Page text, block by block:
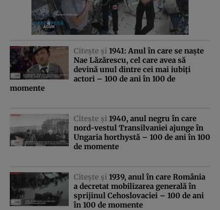
Citeşte şi 1941: Anul în care se naşte
Nae Lăzărescu, cel care avea să
devină unul dintre cei mai iubiţi
actori – 100 de ani în 100 de
momente
Citeşte şi 1940, anul negru în care
nord-vestul Transilvaniei ajunge în
Ungaria horthystă – 100 de ani în 100
de momente
Citeşte şi 1939, anul în care România
a decretat mobilizarea generală în
sprijinul Cehoslovaciei – 100 de ani
în 100 de momente